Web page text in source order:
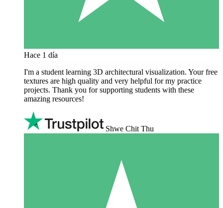
Hace 1 día
I'm a student learning 3D architectural visualization. Your free
textures are high quality and very helpful for my practice
projects. Thank you for supporting students with these
amazing resources!
Shwe Chit Thu